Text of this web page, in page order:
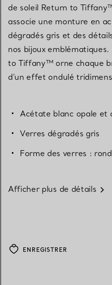
de soleil Return to
associe une monture en
dégradés gris et des
nos bijoux
to Tiffany™ orne chaque
d’un effet ondulé
Acétate blanc opale et
Verres dégradés gris
Forme des verres :
Afficher plus de détails
ENREGISTRER